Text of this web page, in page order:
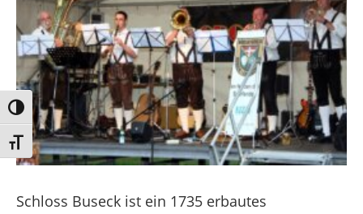
Umschalten auf hohe Kontraste
Schrift vergrößern
Schloss Buseck ist ein 1735 erbautes